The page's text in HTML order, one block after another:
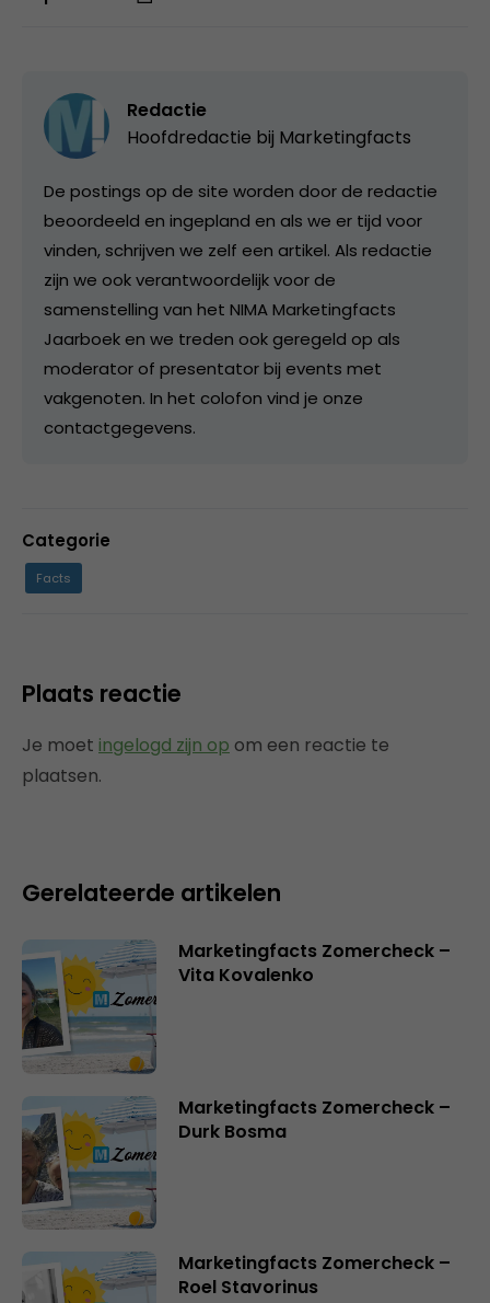
Redactie
Hoofdredactie bij Marketingfacts
De postings op de site worden door de redactie
beoordeeld en ingepland en als we er tijd voor
vinden, schrijven we zelf een artikel. Als redactie
zijn we ook verantwoordelijk voor de
samenstelling van het NIMA Marketingfacts
Jaarboek en we treden ook geregeld op als
moderator of presentator bij events met
vakgenoten. In het colofon vind je onze
contactgegevens.
Categorie
Facts
Plaats reactie
Je moet ingelogd zijn op om een reactie te
plaatsen.
Gerelateerde artikelen
Marketingfacts Zomercheck –
Vita Kovalenko
Marketingfacts Zomercheck –
Durk Bosma
Marketingfacts Zomercheck –
Roel Stavorinus